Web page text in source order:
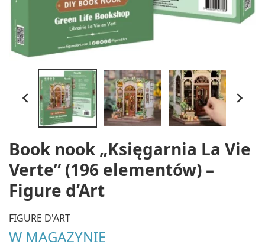
 
Book nook „Księgarnia La Vie
Verte” (196 elementów) –
Figure d’Art
FIGURE D'ART
W MAGAZYNIE